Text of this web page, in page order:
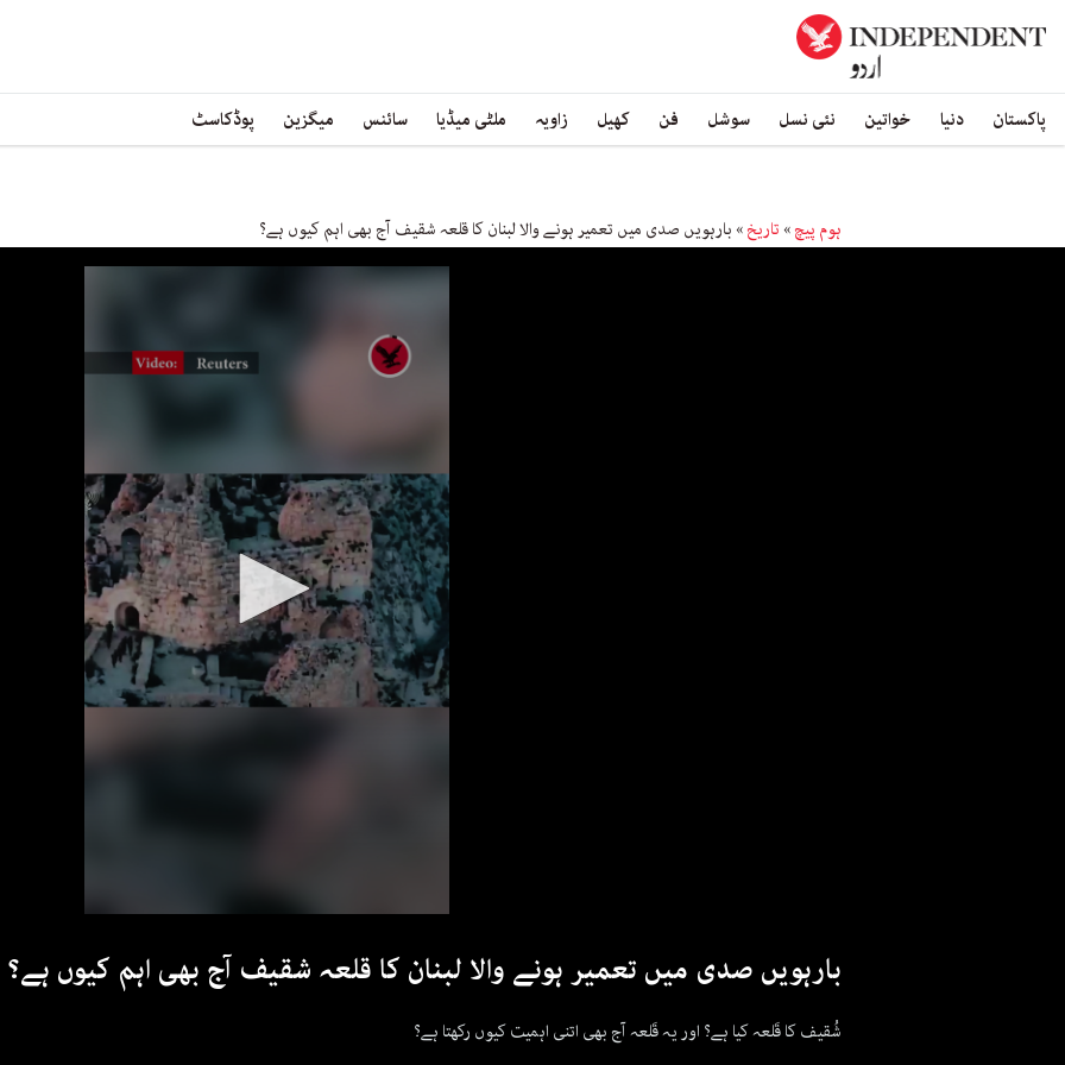
پاکستان دنیا خواتین نئی نسل سوشل فن کھیل زاویہ ملٹی میڈیا سائنس میگزین پوڈکاسٹ
ہوم پیچ» تاریخ» بارہویں صدی میں تعمیر ہونے والا لبنان کا قلعہ شقیف آج بھی اہم کیوں ہے؟
بارہویں صدی میں تعمیر ہونے والا لبنان کا قلعہ شقیف آج بھی اہم کیوں ہے؟
شُقیف کا قَلعہ کیا ہے؟ اور یہ قَلعہ آج بھی اتنی اہمیت کیوں رکھتا ہے؟